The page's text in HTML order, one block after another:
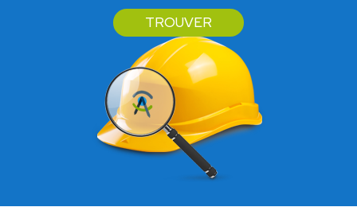
TROUVER